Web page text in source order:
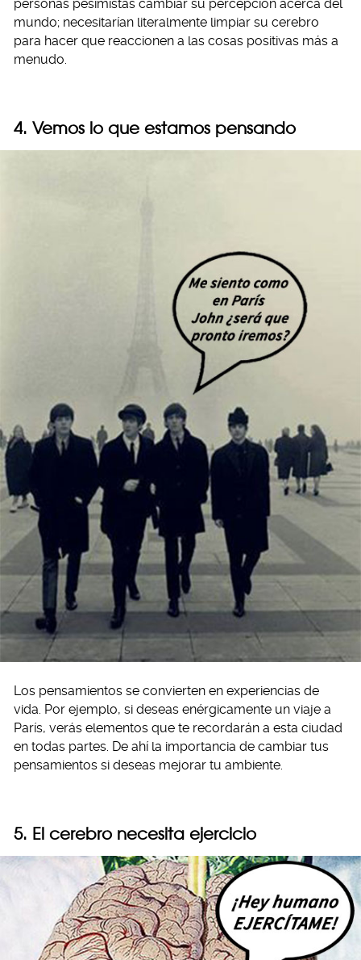
personas pesimistas cambiar su percepción acerca del
mundo; necesitarían literalmente limpiar su cerebro
para hacer que reaccionen a las cosas positivas más a
menudo.
4. Vemos lo que estamos pensando
Los pensamientos se convierten en experiencias de
vida. Por ejemplo, si deseas enérgicamente un viaje a
París, verás elementos que te recordarán a esta ciudad
en todas partes. De ahí la importancia de cambiar tus
pensamientos si deseas mejorar tu ambiente.
5. El cerebro necesita ejercicio